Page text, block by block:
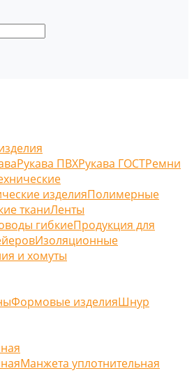
Рукава ПВХРукава ГОСТРемни
изделияПолимерные
тканиЛенты
гибкиеПродукция для
Изоляционные
и хомуты
Формовые изделияШнур
Манжета уплотнительная